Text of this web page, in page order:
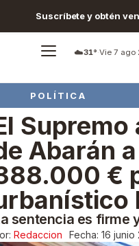
Suscríbete y obtén
☁️31°·Vie 7 ago·
POLÍTICA
Abarán
€
sentencia es firme
Redaccion Fecha: 16 junio